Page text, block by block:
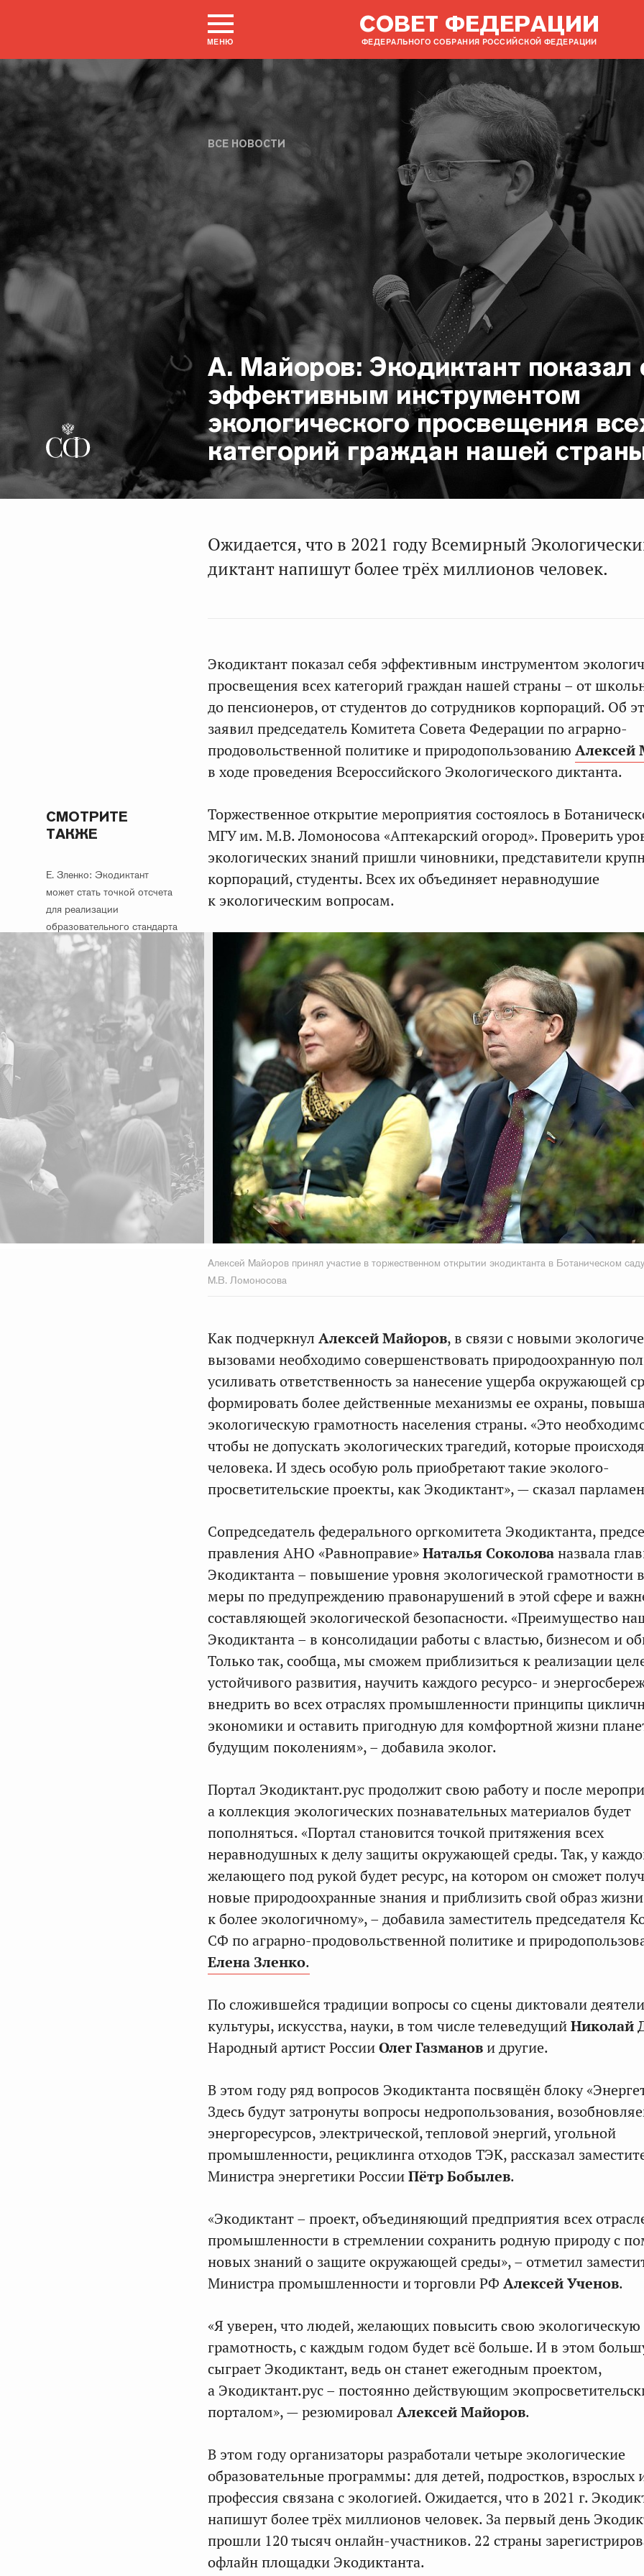
МЕНЮ
СОВЕТ ФЕДЕРАЦИИ
ФЕДЕРАЛЬНОГО СОБРАНИЯ РОССИЙСКОЙ ФЕДЕРАЦИИ
ВСЕ НОВОСТИ
А. Майоров: Экодиктант показал
эффективным инструментом
экологического просвещения
категорий граждан нашей
Ожидается, что в 2021 году Всемирный
диктант напишут более трёх миллионов человек.
Экодиктант показал себя эффективным инструментом
просвещения всех категорий граждан нашей страны – от
до пенсионеров, от студентов до сотрудников корпораций. Об
заявил председатель Комитета Совета Федерации по аграрно-
продовольственной политике и природопользованию Алексей
в ходе проведения Всероссийского Экологического диктанта.
СМОТРИТЕ
ТАКЖЕ
Е. Зленко: Экодиктант
может стать точкой отсчета
для реализации
образовательного стандарта
в экологической сфере
12 ноября 2021 г.
Торжественное открытие мероприятия состоялось в
МГУ им. М.В. Ломоносова «Аптекарский огород». Проверить
экологических знаний пришли чиновники, представители
корпораций, студенты. Всех их объединяет неравнодушие
к экологическим вопросам.
Алексей Майоров принял участие в торжественном открытии экодиктанта в Ботаническом
М.В. Ломоносова
Как подчеркнул Алексей Майоров, в связи с новыми
вызовами необходимо совершенствовать природоохранную
усиливать ответственность за нанесение ущерба окружающей
формировать более действенные механизмы ее охраны,
экологическую грамотность населения страны. «Это
чтобы не допускать экологических трагедий, которые
человека. И здесь особую роль приобретают такие эколого-
просветительские проекты, как Экодиктант», — сказал
Сопредседатель федерального оргкомитета Экодиктанта,
правления АНО «Равноправие»Наталья Соколованазвала
Экодиктанта – повышение уровня экологической грамотности
меры по предупреждению правонарушений в этой сфере и
составляющей экологической безопасности. «Преимущество
Экодиктанта – в консолидации работы с властью, бизнесом и
Только так, сообща, мы сможем приблизиться к реализации
устойчивого развития, научить каждого ресурсо- и
внедрить во всех отраслях промышленности принципы
экономики и оставить пригодную для комфортной жизни
будущим поколениям», – добавила эколог.
Портал Экодиктант.рус продолжит свою работу и после
а коллекция экологических познавательных материалов будет
пополняться. «Портал становится точкой притяжения всех
неравнодушных к делу защиты окружающей среды. Так, у
желающего под рукой будет ресурс, на котором он сможет
новые природоохранные знания и приблизить свой образ жизни
к более экологичному», – добавила заместитель председателя
СФ по аграрно-продовольственной политике и
Елена Зленко.
По сложившейся традиции вопросы со сцены диктовали деятели
культуры, искусства, науки, в том числе телеведущийНиколай
Народный артист РоссииОлег Газманови другие.
В этом году ряд вопросов Экодиктанта посвящён блоку
Здесь будут затронуты вопросы недропользования,
энергоресурсов, электрической, тепловой энергий, угольной
промышленности, рециклинга отходов ТЭК, рассказал
Министра энергетики РоссииПётр Бобылев.
«Экодиктант – проект, объединяющий предприятия всех
промышленности в стремлении сохранить родную природу с
новых знаний о защите окружающей среды», – отметил
Министра промышленности и торговли РФ Алексей Ученов.
«Я уверен, что людей, желающих повысить свою экологическую
грамотность, с каждым годом будет всё больше. И в этом
сыграет Экодиктант, ведь он станет ежегодным проектом,
а Экодиктант.рус – постоянно действующим
порталом», — резюмировал Алексей Майоров.
В этом году организаторы разработали четыре экологические
образовательные программы: для детей, подростков, взрослых
профессия связана с экологией. Ожидается, что в 2021 г.
напишут более трёх миллионов человек. За первый день
прошли 120 тысяч онлайн-участников. 22 страны
офлайн площадки Экодиктанта.